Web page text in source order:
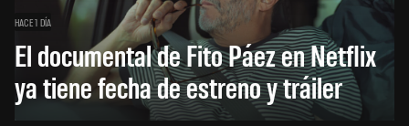
HACE 1 DÍA
El documental de Fito Páez en Netflix
ya tiene fecha de estreno y tráiler